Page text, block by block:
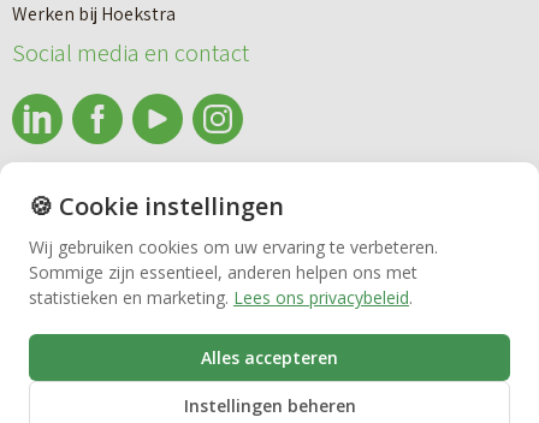
Nieuwbouw
Huren
Bedrijfsmakelaardij
Vastgoedbeheer
VvE beheer
Werken bij Hoekstra
Social media en contact
info@makelaardijhoekstra.nl
Alle contactgegevens
Bekijk de laatste nieuwsbrief van Makelaardij Hoekstra
Inschrijven nieuwsbrief Makelaardij Hoekstra
🍪 Cookie instellingen
Wij gebruiken cookies om uw ervaring te verbeteren.
Sommige zijn essentieel, anderen helpen ons met
statistieken en marketing. Lees ons privacybeleid.
Alles accepteren
Instellingen beheren